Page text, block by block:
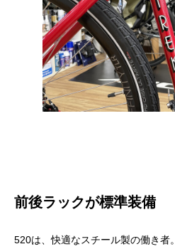
前後ラックが標準装備
520は、快適なスチール製の働き者